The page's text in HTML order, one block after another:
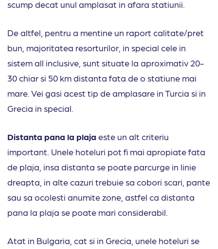
scump decat unul amplasat in afara statiunii.
De altfel, pentru a mentine un raport calitate/pret
bun, majoritatea resorturilor, in special cele in
sistem all inclusive, sunt situate la aproximativ 20-
30 chiar si 50 km distanta fata de o statiune mai
mare. Vei gasi acest tip de amplasare inTurcia si in
Grecia in special.
Distanta pana la plaja este un alt criteriu
important. Unele hoteluri pot fi mai apropiate fata
de plaja, insa distanta se poate parcurge in linie
dreapta, in alte cazuri trebuie sa cobori scari, pante
sau sa ocolesti anumite zone, astfel ca distanta
pana la plaja se poate mari considerabil.
Atat in Bulgaria , cat si in Grecia, unele hoteluri se